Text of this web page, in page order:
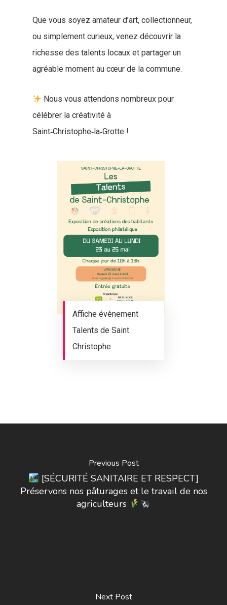
Que vous soyez amateur d’art, collectionneur,
ou simplement curieux, venez découvrir la
richesse des talents locaux et partager un
agréable moment au cœur de la commune.
Nous vous attendons nombreux pour
célébrer la créativité à
Saint‑Christophe‑la‑Grotte !
Affiche évènement
Talents de Saint
Christophe
Previous Post
[SÉCURITÉ SANITAIRE ET RESPECT]
Préservons nos pâturages et le travail de nos
agriculteurs
Next Post